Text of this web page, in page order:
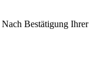
Nach Bestätigung Ihrer